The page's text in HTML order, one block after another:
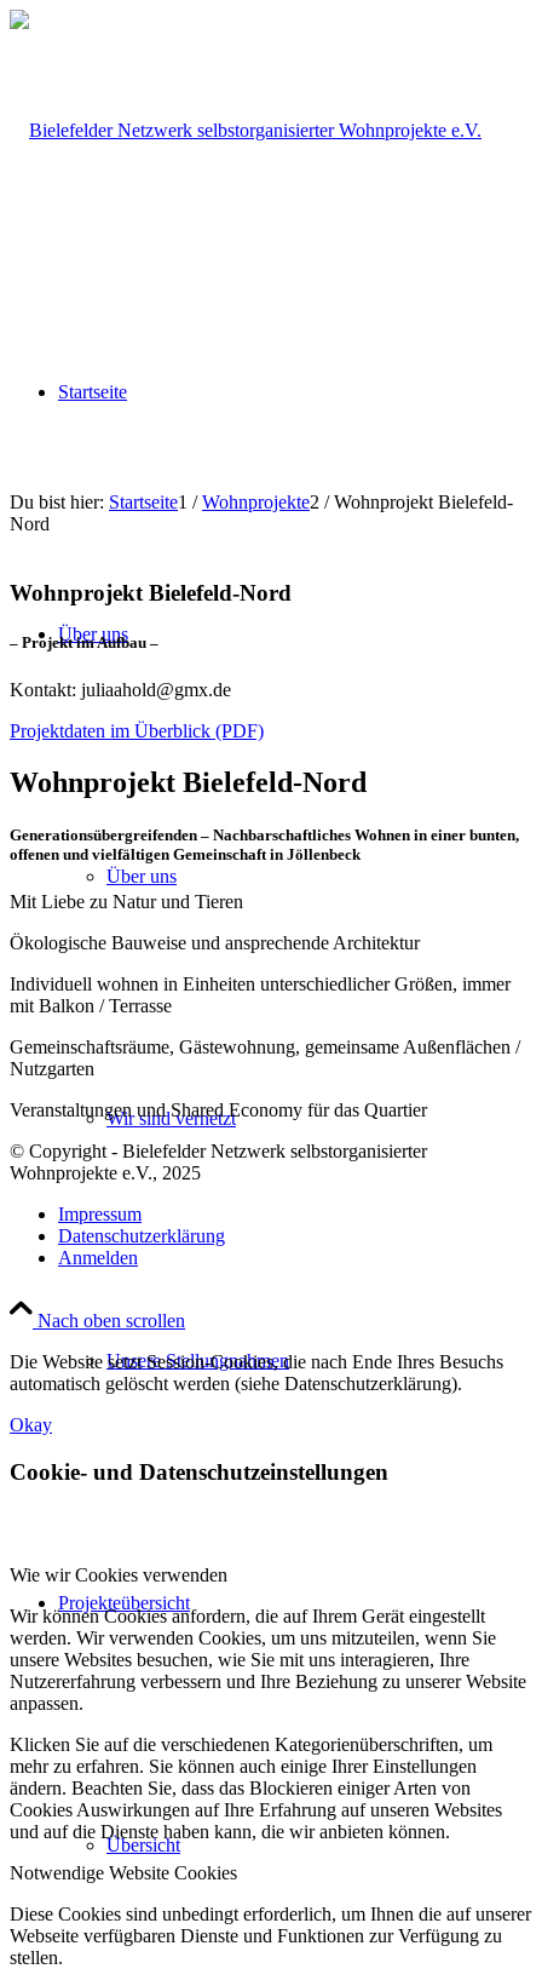
Startseite
Über uns
Über uns
Wir sind vernetzt
Unsere Stellungnahmen
Projekteübersicht
Übersicht
Du bist hier: Startseite1 / Wohnprojekte2 / Wohnprojekt Bielefeld-
Nord
Wohnprojekt Bielefeld-Nord
– Projekt im Aufbau –
Kontakt: juliaahold@gmx.de
Projektdaten im Überblick (PDF)
Wohnprojekt Bielefeld-Nord
Generationsübergreifenden – Nachbarschaftliches Wohnen in einer bunten,
offenen und vielfältigen Gemeinschaft in Jöllenbeck
Mit Liebe zu Natur und Tieren
Ökologische Bauweise und ansprechende Architektur
Individuell wohnen in Einheiten unterschiedlicher Größen, immer
mit Balkon / Terrasse
Gemeinschaftsräume, Gästewohnung, gemeinsame Außenflächen /
Nutzgarten
Veranstaltungen und Shared Economy für das Quartier
© Copyright - Bielefelder Netzwerk selbstorganisierter
Wohnprojekte e.V., 2025
Impressum
Datenschutzerklärung
Anmelden
Nach oben scrollen
Die Website setzt Session-Cookies, die nach Ende Ihres Besuchs
automatisch gelöscht werden (siehe Datenschutzerklärung).
Okay
Cookie- und Datenschutzeinstellungen
Wie wir Cookies verwenden
Wir können Cookies anfordern, die auf Ihrem Gerät eingestellt
werden. Wir verwenden Cookies, um uns mitzuteilen, wenn Sie
unsere Websites besuchen, wie Sie mit uns interagieren, Ihre
Nutzererfahrung verbessern und Ihre Beziehung zu unserer Website
anpassen.
Klicken Sie auf die verschiedenen Kategorienüberschriften, um
mehr zu erfahren. Sie können auch einige Ihrer Einstellungen
ändern. Beachten Sie, dass das Blockieren einiger Arten von
Cookies Auswirkungen auf Ihre Erfahrung auf unseren Websites
und auf die Dienste haben kann, die wir anbieten können.
Notwendige Website Cookies
Diese Cookies sind unbedingt erforderlich, um Ihnen die auf unserer
Webseite verfügbaren Dienste und Funktionen zur Verfügung zu
stellen.